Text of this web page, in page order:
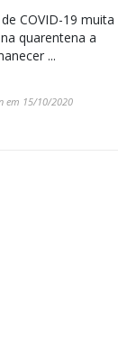
COVID-19 muita
quarentena a
...
em 15/10/2020